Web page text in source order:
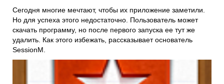
Сегодня многие мечтают, чтобы их приложение заметили.
Но для успеха этого недостаточно. Пользователь может
скачать программу, но после первого запуска ее тут же
удалить. Как этого избежать, рассказывает основатель
SessionM.